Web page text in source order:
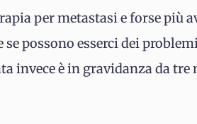
per metastasi e forse più
possono esserci dei
invece è in gravidanza da tre